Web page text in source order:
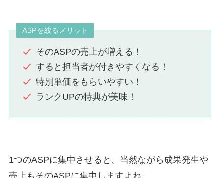
ASPを絞るメリット
そのASPの売上が増える！
すると担当者が付きやすくなる！
特別単価をもらいやすい！
ランクUPの特典が美味！
1つのASPに集中させると、当然ながら成果発生や
売上もそのASPに集中しますよね。